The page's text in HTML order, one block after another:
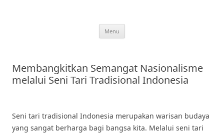
Menu
Membangkitkan Semangat Nasionalisme
melalui Seni Tari Tradisional Indonesia
Seni tari tradisional Indonesia merupakan warisan budaya
yang sangat berharga bagi bangsa kita. Melalui seni tari